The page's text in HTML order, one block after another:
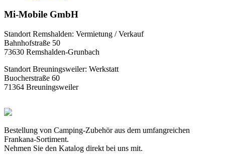
Mi-Mobile GmbH
Standort Remshalden: Vermietung / Verkauf
Bahnhofstraße 50
73630 Remshalden-Grunbach
Standort Breuningsweiler: Werkstatt
Buocherstraße 60
71364 Breuningsweiler
Bestellung von Camping-Zubehör aus dem umfangreichen
Frankana-Sortiment.
Nehmen Sie den Katalog direkt bei uns mit.